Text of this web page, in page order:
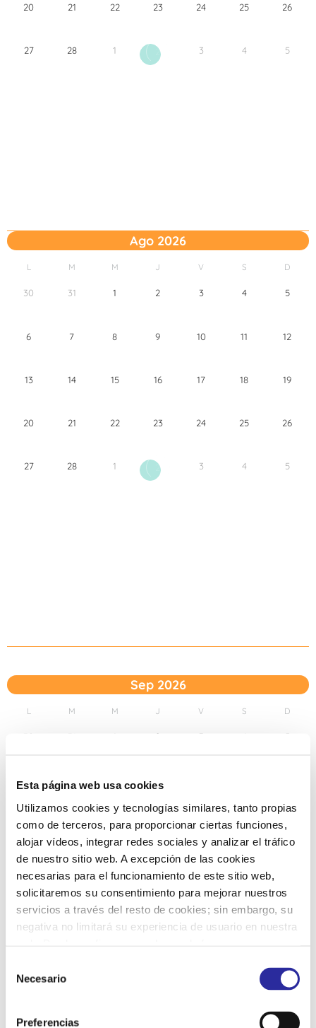
Esta página web usa cookies
Utilizamos cookies y tecnologías similares, tanto propias
como de terceros, para proporcionar ciertas funciones,
alojar vídeos, integrar redes sociales y analizar el tráfico
de nuestro sitio web. A excepción de las cookies
necesarias para el funcionamiento de este sitio web,
solicitaremos su consentimiento para mejorar nuestros
servicios a través del resto de cookies; sin embargo, su
negativa no limitará su experiencia de usuario en nuestra
más información, puede consultar nuestra
Política de
Necesario
Preferencias
20 21 22 23 24 25 26
27 28 1 2 3 4 5
Ago 2026
L M M J V S D
30 31 1 2 3 4 5
6 7 8 9 10 11 12
13 14 15 16 17 18 19
20 21 22 23 24 25 26
27 28 1 2 3 4 5
Sep 2026
L M M J V S D
2 3
6
13 14 15 16 17 18
23
27 28 1 2 3 4 5